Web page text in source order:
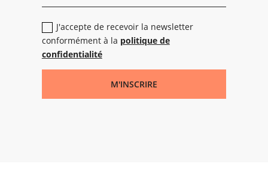
J'accepte de recevoir la newsletter
conformément à la politique de
confidentialité
M'INSCRIRE